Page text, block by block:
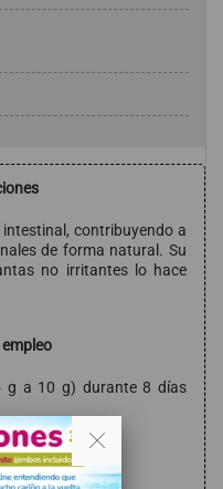
contribuyendo a
de forma natural. Su
no irritantes lo hace
g a 10 g) durante 8 días
.